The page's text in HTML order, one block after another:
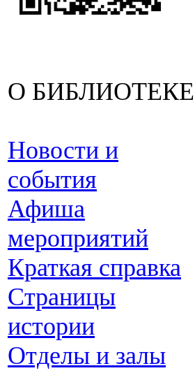
О БИБЛИОТЕКЕ
Новости и
события
Афиша
мероприятий
Краткая справка
Страницы
истории
Отделы и залы